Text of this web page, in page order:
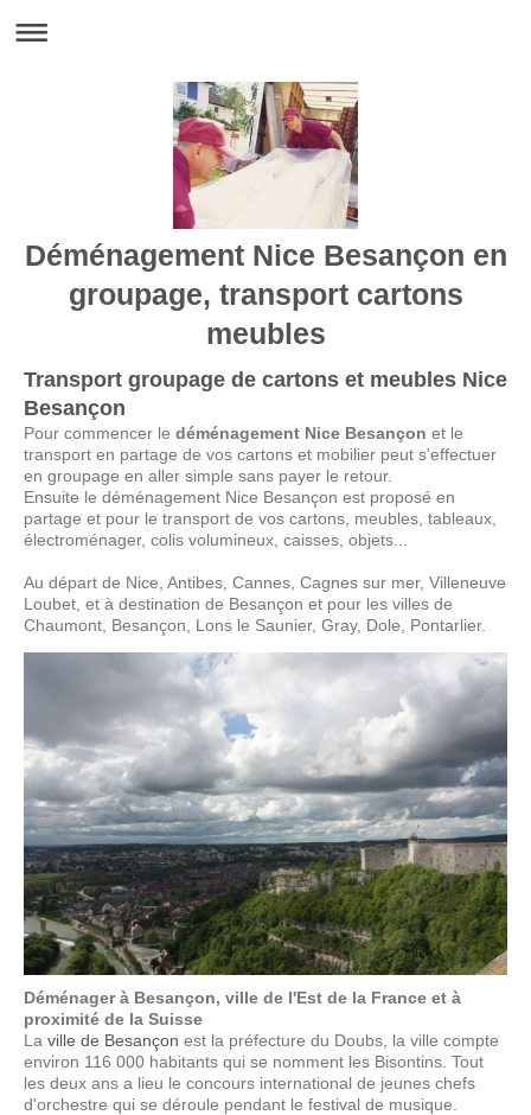
Déménagement Nice Besançon en
groupage, transport cartons
meubles
Transport groupage de cartons et meubles Nice
Besançon
Pour commencer le déménagement Nice Besançon et le
transport en partage de vos cartons et mobilier peut s'effectuer
en groupage en aller simple sans payer le retour.
Ensuite le déménagement Nice Besançon est proposé en
partage et pour le transport de vos cartons, meubles, tableaux,
électroménager, colis volumineux, caisses, objets...
Au départ de Nice, Antibes, Cannes, Cagnes sur mer, Villeneuve
Loubet, et à destination de Besançon et pour les villes de
Chaumont, Besançon, Lons le Saunier, Gray, Dole, Pontarlier.
Déménager à Besançon, ville de l'Est de la France et à
proximité de la Suisse
La ville de Besançon est la préfecture du Doubs, la ville compte
environ 116 000 habitants qui se nomment les Bisontins. Tout
les deux ans a lieu le concours international de jeunes chefs
d'orchestre qui se déroule pendant le festival de musique.